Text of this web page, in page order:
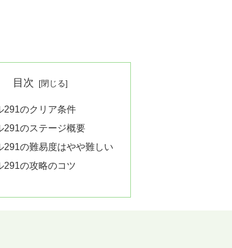
目次
291のクリア条件
291のステージ概要
291の難易度はやや難しい
291の攻略のコツ